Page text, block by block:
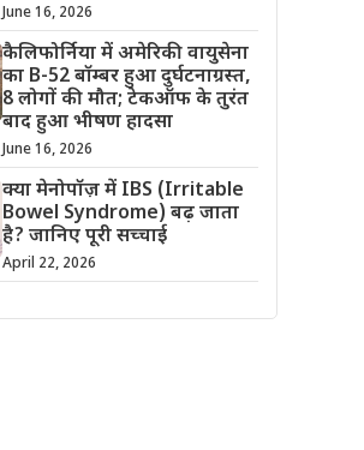
June 16, 2026
कैलिफोर्निया में अमेरिकी वायुसेना
का B-52 बॉम्बर हुआ दुर्घटनाग्रस्त,
8 लोगों की मौत; टेकऑफ के तुरंत
बाद हुआ भीषण हादसा
June 16, 2026
क्या मेनोपॉज़ में IBS (Irritable
Bowel Syndrome) बढ़ जाता
है? जानिए पूरी सच्चाई
April 22, 2026